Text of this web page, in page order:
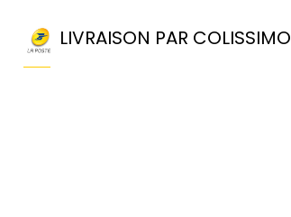
LIVRAISON PAR COLISSIMO